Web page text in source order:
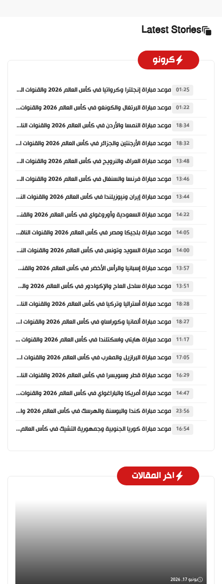
Latest Stories
كرونو
01:25 موعد مباراة إنجلترا وكرواتيا في كأس العالم 2026 والقنوات الناقلة
01:22 موعد مباراة البرتغال والكونغو في كأس العالم 2026 والقنوات الناقلة
18:34 موعد مباراة النمسا والأردن في كأس العالم 2026 والقنوات الناقلة
18:32 موعد مباراة الأرجنتين والجزائر في كأس العالم 2026 والقنوات الناقلة
13:48 موعد مباراة العراق والنرويج في كأس العالم 2026 والقنوات الناقلة
13:46 موعد مباراة فرنسا والسنغال في كأس العالم 2026 والقنوات الناقلة
13:44 موعد مباراة إيران ونيوزيلندا في كأس العالم 2026 والقنوات الناقلة
14:22 موعد مباراة السعودية وأوروغواي في كأس العالم 2026 والقنوات الناقلة
14:05 موعد مباراة بلجيكا ومصر في كأس العالم 2026 والقنوات الناقلة
14:00 موعد مباراة السويد وتونس في كأس العالم 2026 والقنوات الناقلة
13:57 موعد مباراة إسبانيا والرأس الأخضر في كأس العالم 2026 والقنوات الناقلة
13:51 موعد مباراة ساحل العاج والإكوادور في كأس العالم 2026 والقنوات الناقلة
18:28 موعد مباراة أستراليا وتركيا في كأس العالم 2026 والقنوات الناقلة
18:27 موعد مباراة ألمانيا وكوراساو في كأس العالم 2026 والقنوات الناقلة
11:17 موعد مباراة هايتي واسكتلندا في كأس العالم 2026 والقنوات الناقلة
17:05 موعد مباراة البرازيل والمغرب في كأس العالم 2026 والقنوات الناقلة
16:29 موعد مباراة قطر وسويسرا في كأس العالم 2026 والقنوات الناقلة
14:47 موعد مباراة أمريكا والباراغواي في كأس العالم 2026 والقنوات الناقلة
23:56 موعد مباراة كندا والبوسنة والهرسك في كأس العالم 2026 والقنوات الناقلة
16:54 موعد مباراة كوريا الجنوبية وجمهورية التشيك في كأس العالم 2026 والقنوات الناقلة
اخر المقالات
يونيو 17, 2026